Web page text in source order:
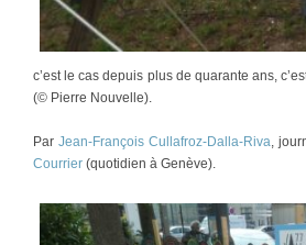
c’est le cas depuis plus de quarante ans,
(© Pierre Nouvelle).
Par Jean-François Cullafroz-Dalla-Riva,
Courrier (quotidien à Genève).